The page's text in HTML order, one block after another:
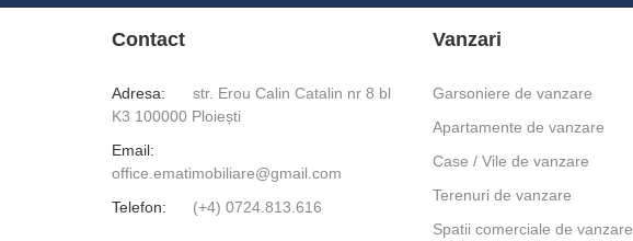
Contact
Adresa:
str. Erou Calin Catalin nr 8 bl
K3 100000 Ploiești
Email:
office.ematimobiliare@gmail.com
Telefon:
(+4) 0724.813.616
Vanzari
Garsoniere de vanzare
Apartamente de vanzare
Case / Vile de vanzare
Terenuri de vanzare
Spatii comerciale de vanzare